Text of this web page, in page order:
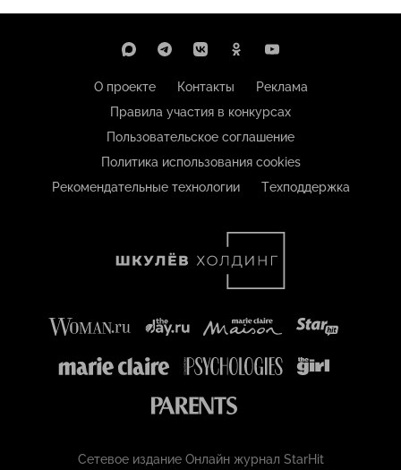
О проекте Контакты
Реклама
Правила участия в конкурсах
Пользовательское соглашение
Политика использования cookies
Рекомендательные технологии
Техподдержка
Сетевое издание Онлайн журнал StarHit